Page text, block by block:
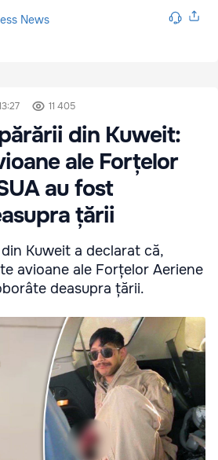
News
11 405
din Kuweit:
ale Forțelor
au fost
țării
Kuweit a declarat că,
avioane ale Forțelor Aeriene
deasupra țării.